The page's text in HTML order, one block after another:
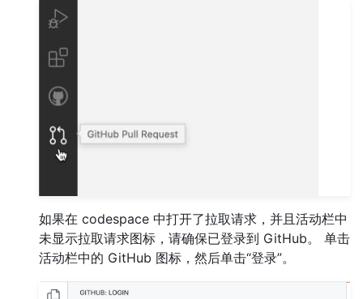
如果在 codespace 中打开了拉取请求，并且活动栏中
未显示拉取请求图标，请确保已登录到 GitHub。 单击
活动栏中的 GitHub 图标，然后单击“登录”。